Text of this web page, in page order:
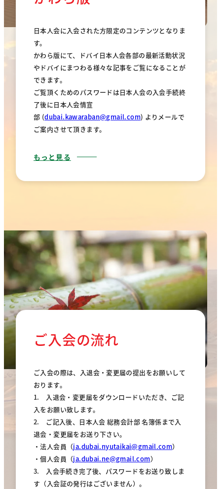
日本人会に入会された方限定のコンテンツとなりま
す。
かわら版にて、ドバイ日本人会各部の最新活動状況
やドバイにまつわる様々な記事をご覧になることが
できます。
ご覧頂くためのパスワードは日本人会の入会手続終
了後に日本人会情宣
部 (dubai.kawaraban@gmail.com) よりメールで
ご案内させて頂きます。
もっと見る
ご入会の流れ
ご入会の際は、入退会・変更届の提出をお願いして
おります。
1. 入退会・変更届をダウンロードいただき、ご記
入をお願い致します。
2. ご記入後、日本人会 総務会計部 名簿係まで入
退会・変更届をお送り下さい。
・法人会員（ja.dubai.nyutaikai@gmail.com）
・個人会員（ja.dubai.ne@gmail.com）
3. 入会手続き完了後、パスワードをお送り致しま
す（入会証の発行はございません）。